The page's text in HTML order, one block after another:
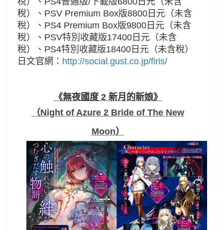
稅）、 PSV Premium Box版8800日元 （未含
稅）、 PS4 Premium Box版9800日元 （未含
稅）、PSV特別收藏版17400 日元 （未含
稅）、 PS4特別收藏版18400 日元 （未含稅）
日文官網： http://social.gust.co.jp/firis/
《無夜國度 2 新月的新娘》
（Night of Azure 2 Bride of The New
Moon）